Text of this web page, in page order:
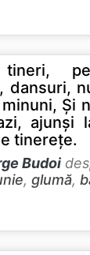
dansuri,
Şi
ajunşi
tinereţe.
Budoi
, glumă,